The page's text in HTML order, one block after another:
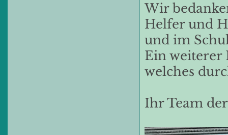
Wir
Helfer und
und im
Ein weiterer
welches
Ihr Team